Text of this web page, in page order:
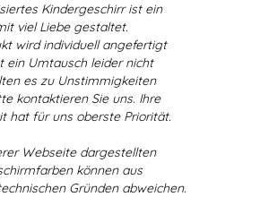
Kindergeschirr ist ein
viel Liebe gestaltet.
wird individuell angefertigt
ein Umtausch leider nicht
es zu Unstimmigkeiten
kontaktieren Sie uns. Ihre
hat für uns oberste Priorität.
Webseite dargestellten
können aus
Gründen abweichen.